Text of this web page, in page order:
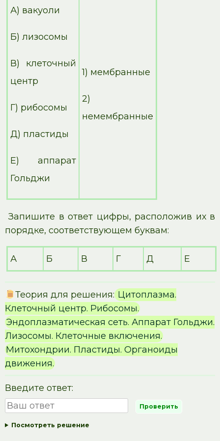
А) вакуоли
Б) лизосомы
В) клеточный
центр
Г) рибосомы
Д) пластиды
Е) аппарат
Гольджи
1) мембранные
2)
немембранные
Запишите в ответ цифры, расположив их в
порядке, соответствующем буквам:
А Б В Г Д Е
Теория для решения:Цитоплазма.
Клеточный центр. Рибосомы.
Эндоплазматическая сеть. Аппарат Гольджи.
Лизосомы. Клеточные включения.
Митохондрии. Пластиды. Органоиды
движения.
Введите ответ:
Посмотреть решение